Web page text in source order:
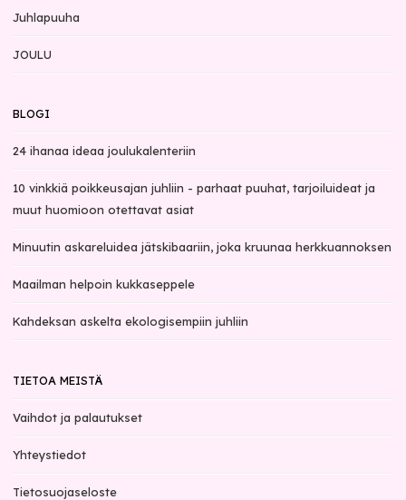
Juhlapuuha
JOULU
BLOGI
24 ihanaa ideaa joulukalenteriin
10 vinkkiä poikkeusajan juhliin - parhaat puuhat, tarjoiluideat ja
muut huomioon otettavat asiat
Minuutin askareluidea jätskibaariin, joka kruunaa herkkuannoksen
Maailman helpoin kukkaseppele
Kahdeksan askelta ekologisempiin juhliin
TIETOA MEISTÄ
Vaihdot ja palautukset
Yhteystiedot
Tietosuojaseloste